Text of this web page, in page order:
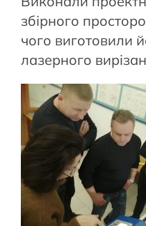
збірного
чого виготовили
лазерного